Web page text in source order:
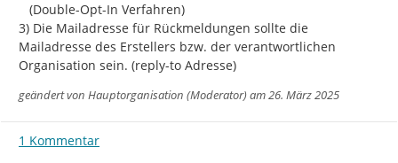
3) Die Mailadresse für Rückmeldungen sollte die
Mailadresse des Erstellers bzw. der verantwortlichen
Organisation sein. (reply-to Adresse)
geändert von Hauptorganisation (Moderator)am 26. März 2025
1 Kommentar